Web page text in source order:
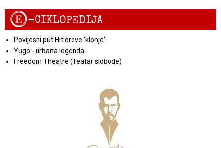
E-CIKLOPEDIJA
Povijesni put Hitlerove 'klonje'
Yugo - urbana legenda
Freedom Theatre (Teatar slobode)